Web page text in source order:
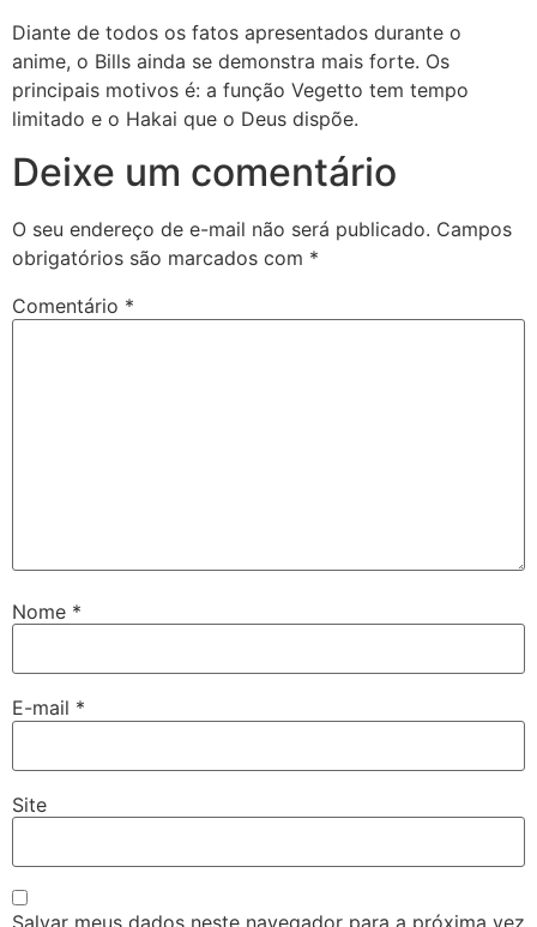
Diante de todos os fatos apresentados durante o
anime, o Bills ainda se demonstra mais forte. Os
principais motivos é: a função Vegetto tem tempo
limitado e o Hakai que o Deus dispõe.
Deixe um comentário
O seu endereço de e-mail não será publicado. Campos
obrigatórios são marcados com *
Comentário *
Nome *
E-mail *
Site